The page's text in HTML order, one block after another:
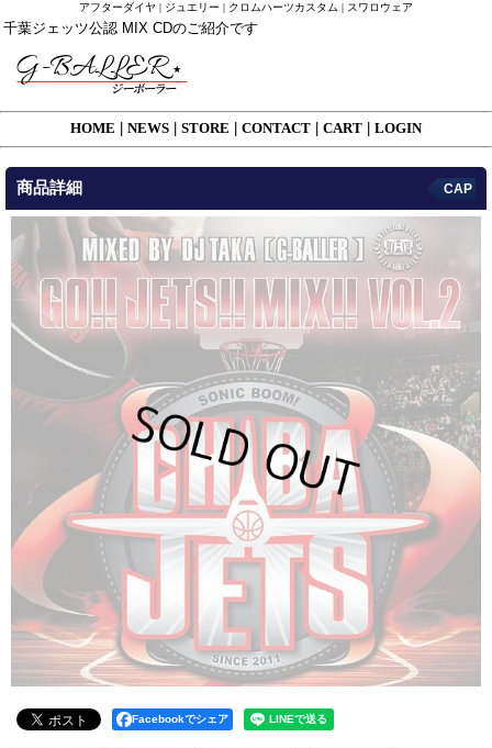
アフターダイヤ | ジュエリー | クロムハーツカスタム | スワロウェア
千葉ジェッツ公認 MIX CDのご紹介です
HOME NEWS STORE CONTACT CART LOGIN
商品詳細 CAP
Facebookでシェア